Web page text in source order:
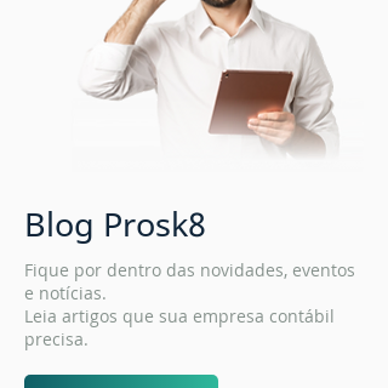
Blog Prosk8
Fique por dentro das novidades, eventos
e notícias.
Leia artigos que sua empresa contábil
precisa.